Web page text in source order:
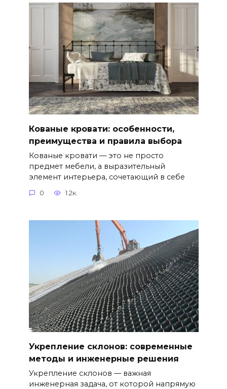
Кованые кровати: особенности,
преимущества и правила выбора
Кованые кровати — это не просто
предмет мебели, а выразительный
элемент интерьера, сочетающий в себе
0 1.2к.
Укрепление склонов: современные
методы и инженерные решения
Укрепление склонов — важная
инженерная задача, от которой напрямую